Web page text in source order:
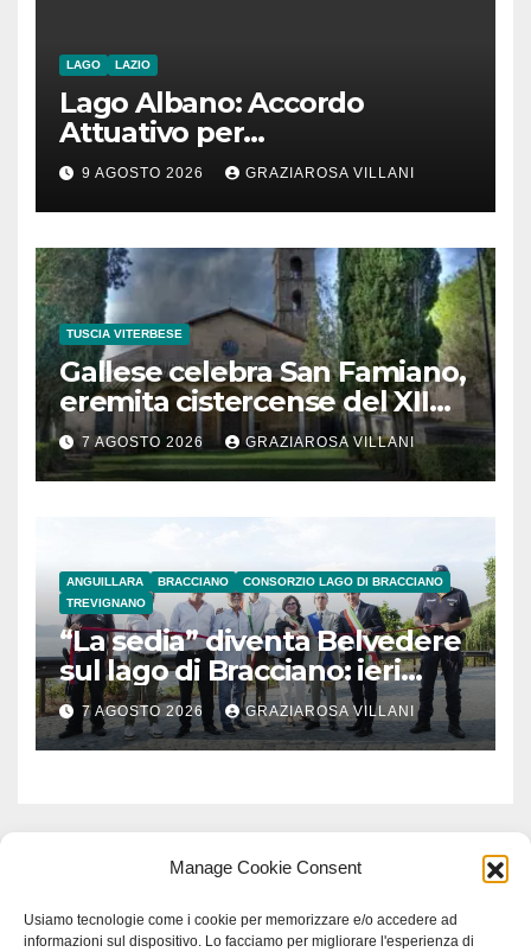
Manage Cookie Consent
Usiamo tecnologie come i cookie per memorizzare e/o accedere ad
informazioni sul dispositivo. Lo facciamo per migliorare l'esperienza di
LAGO LAZIO
Lago Albano: Accordo
Attuativo per
l’interconnessione
acquedottistica da 29,5
milioni di euro
9 AGOSTO 2026 GRAZIAROSA VILLANI
TUSCIA VITERBESE
Gallese celebra San Famiano,
eremita cistercense del XII
secolo
7 AGOSTO 2026 GRAZIAROSA VILLANI
ANGUILLARA BRACCIANO
CONSORZIO LAGO DI BRACCIANO
TREVIGNANO
“La sedia” diventa Belvedere
sul lago di Bracciano: ieri
l’inaugurazione
7 AGOSTO 2026 GRAZIAROSA VILLANI